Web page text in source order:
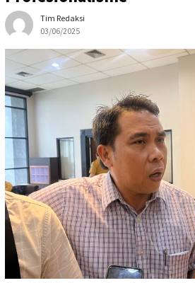
Tim Redaksi
03/06/2025